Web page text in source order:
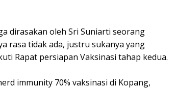
dirasakan oleh Sri Suniarti seorang
rasa tidak ada, justru sukanya yang
Rapat persiapan Vaksinasi tahap kedua.
immunity 70% vaksinasi di Kopang,